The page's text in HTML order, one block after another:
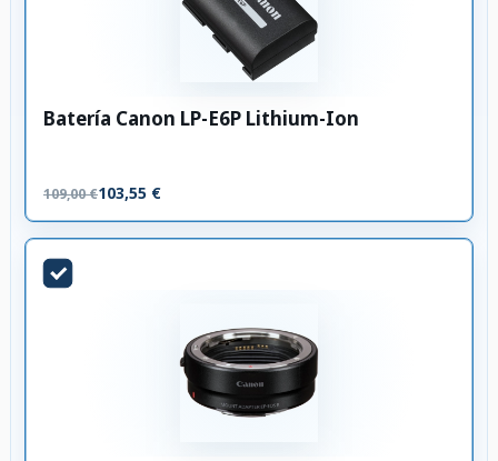
Batería Canon LP-E6P Lithium-Ion
109,00 €103,55 €